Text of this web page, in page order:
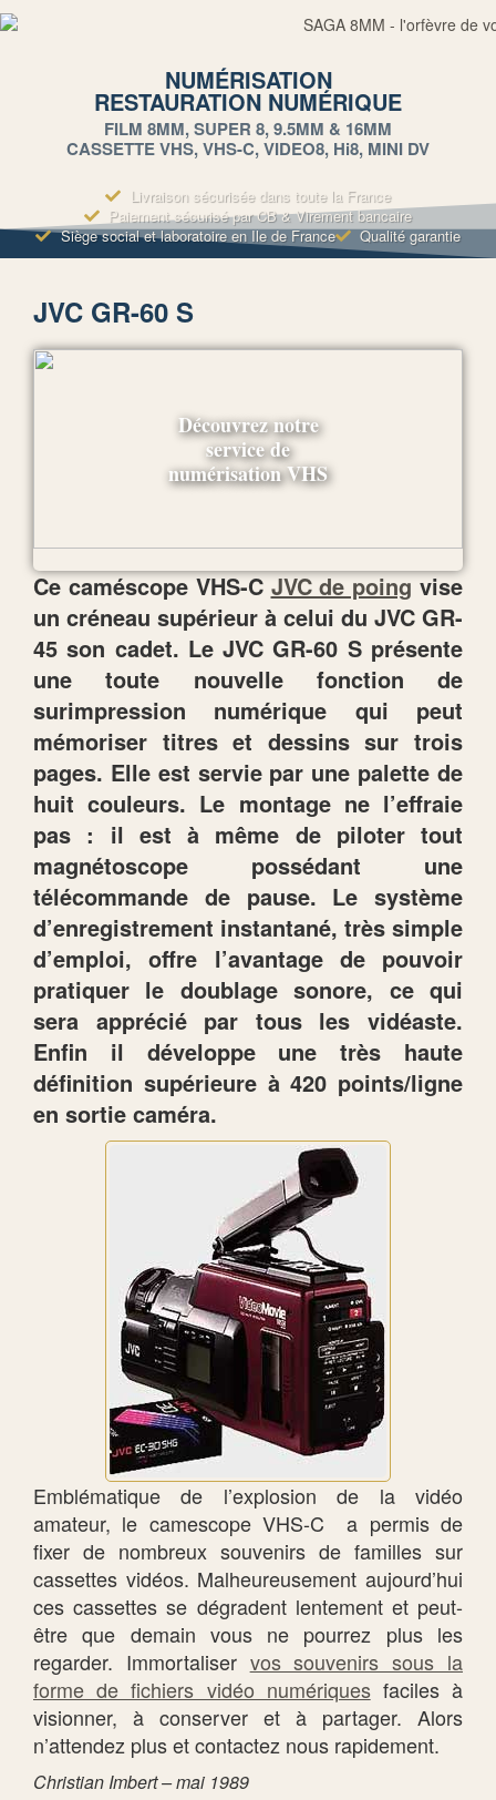
NUMÉRISATION
RESTAURATION NUMÉRIQUE
FILM 8MM, SUPER 8, 9.5MM & 16MM
CASSETTE VHS, VHS-C, VIDEO8, Hi8, MINI DV
Livraison sécurisée dans toute la France
Paiement sécurisé par CB & Virement bancaire
Siège social et laboratoire en Ile de France
Qualité garantie
JVC GR-60 S
Ce caméscope VHS-CJVC de poingvise
un créneau supérieur à celui du JVC GR-
45 son cadet. Le JVC GR-60 S présente
une toute nouvelle fonction de
surimpression numérique qui peut
mémoriser titres et dessins sur trois
pages. Elle est servie par une palette de
huit couleurs. Le montage ne l’effraie
pas : il est à même de piloter tout
magnétoscope possédant une
télécommande de pause. Le système
d’enregistrement instantané, très simple
d’emploi, offre l’avantage de pouvoir
pratiquer le doublage sonore, ce qui
sera apprécié par tous les vidéaste.
Enfin il développe une très haute
définition supérieure à 420 points/ligne
en sortie caméra.
Emblématique de l’explosion de la vidéo
amateur, le camescope VHS-C a permis de
fixer de nombreux souvenirs de familles sur
cassettes vidéos. Malheureusement aujourd’hui
ces cassettes se dégradent lentement et peut-
être que demain vous ne pourrez plus les
regarder. Immortaliser vos souvenirs sous la
forme de fichiers vidéo numériquesfaciles à
visionner, à conserver et à partager. Alors
n’attendez plus et contactez nous rapidement.
Christian Imbert – mai 1989